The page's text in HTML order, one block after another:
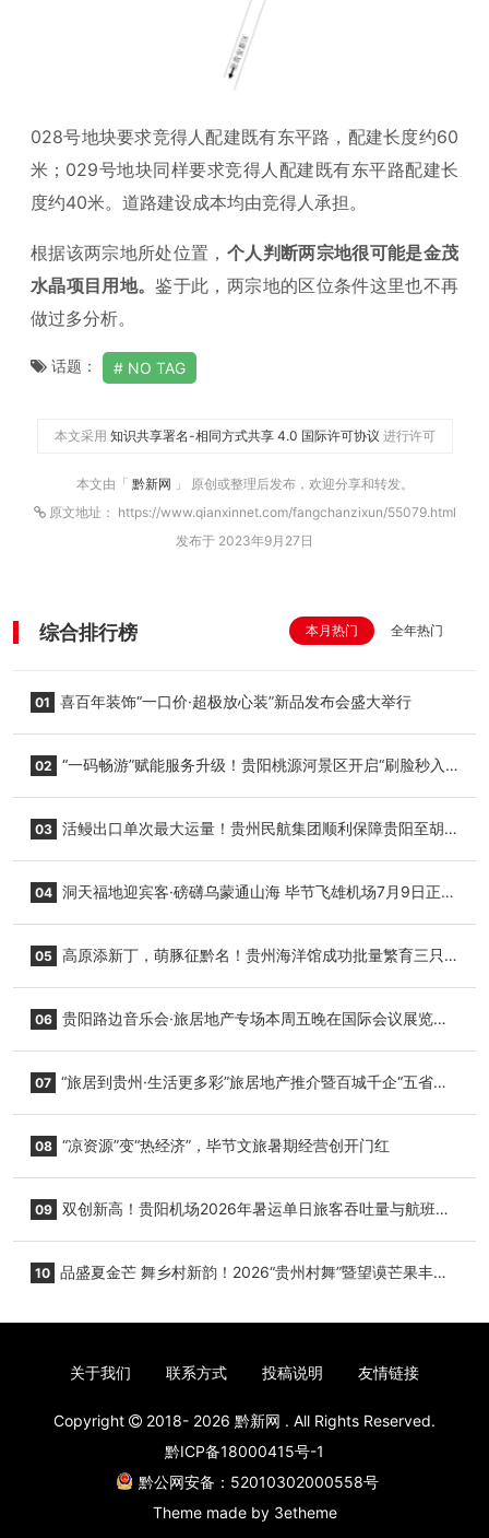
028号地块要求竞得人配建既有东平路，配建长度约60
米；029号地块同样要求竞得人配建既有东平路配建长
度约40米。道路建设成本均由竞得人承担。
根据该两宗地所处位置， 个人判断两宗地很可能是金茂
水晶项目用地。鉴于此，两宗地的区位条件这里也不再
做过多分析。
话题： NO TAG
本文采用 知识共享署名-相同方式共享 4.0 国际许可协议 进行许可
本文由「 黔新网 」 原创或整理后发布，欢迎分享和转发。
原文地址： https://www.qianxinnet.com/fangchanzixun/55079.html
发布于 2023年9月27日
综合排行榜 本月热门 全年热门
01 喜百年装饰“一口价·超极放心装”新品发布会盛大举行
02 “一码畅游”赋能服务升级！贵阳桃源河景区开启“刷脸秒入
03 活鳗出口单次最大运量！贵州民航集团顺利保障贵阳至胡
04 洞天福地迎宾客·磅礴乌蒙通山海 毕节飞雄机场7月9日正式
05 高原添新丁，萌豚征黔名！贵州海洋馆成功批量繁育三只
06 贵阳路边音乐会·旅居地产专场本周五晚在国际会议展览中
07 “旅居到贵州·生活更多彩”旅居地产推介暨百城千企“五省
08 “凉资源”变“热经济”，毕节文旅暑期经营创开门红
09 双创新高！贵阳机场2026年暑运单日旅客吞吐量与航班起
10 品盛夏金芒 舞乡村新韵！2026“贵州村舞”暨望谟芒果丰收
关于我们 联系方式 投稿说明 友情链接
Copyright 2018- 2026 黔新网 . All Rights Reserved.
黔ICP备18000415号-1
黔公网安备：52010302000558号
Theme made by 3etheme